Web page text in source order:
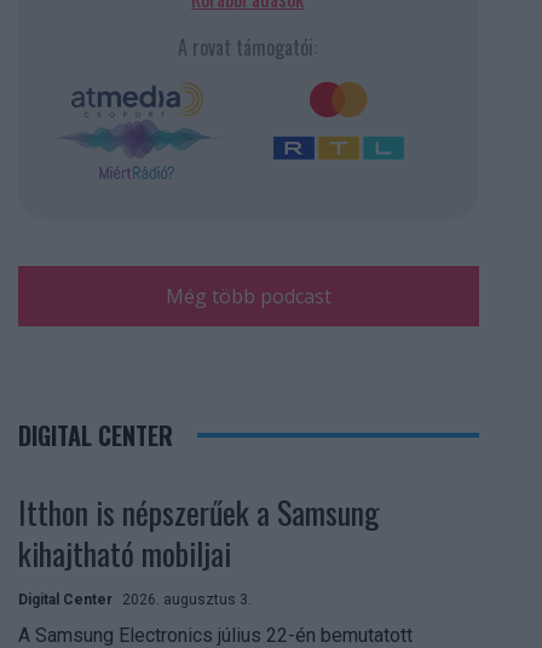
A rovat támogatói:
Még több podcast
DIGITAL CENTER
Itthon is népszerűek a Samsung
kihajtható mobiljai
Digital Center 2026. augusztus 3.
A Samsung Electronics július 22-én bemutatott